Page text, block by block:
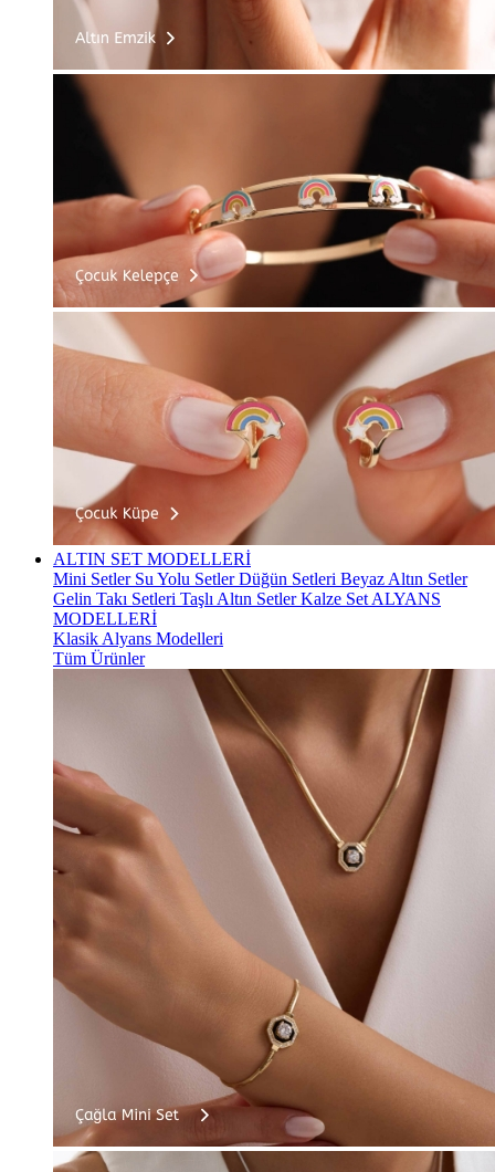
ALTIN SET MODELLERİ
Mini Setler Su Yolu SetlerDüğün Setleri Beyaz Altın Setler
Gelin Takı Setleri Taşlı Altın SetlerKalze Set ALYANS
MODELLERİ
Klasik Alyans Modelleri
Tüm Ürünler